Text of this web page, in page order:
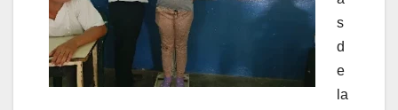
s
d
e
la